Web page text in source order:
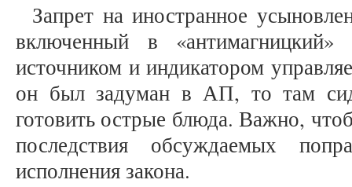
Запрет на иностранное
включенный в «антимагницкий»
источником и индикатором
он был задуман в АП, то там
готовить острые блюда. Важно,
последствия обсуждаемых
исполнения закона.